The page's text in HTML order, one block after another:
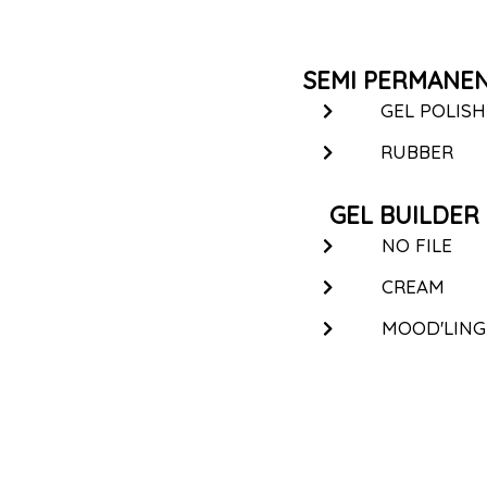
SEMI
GEL POLISH
RUBBER
GEL BUILDER
NO FILE
CREAM
MOOD'LING